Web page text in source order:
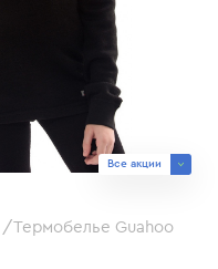
Все акции
Термобелье Guahoo